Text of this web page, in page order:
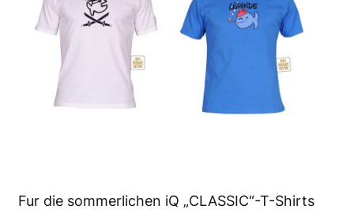
Fur die sommerlichen iQ „CLASSIC“-T-Shirts